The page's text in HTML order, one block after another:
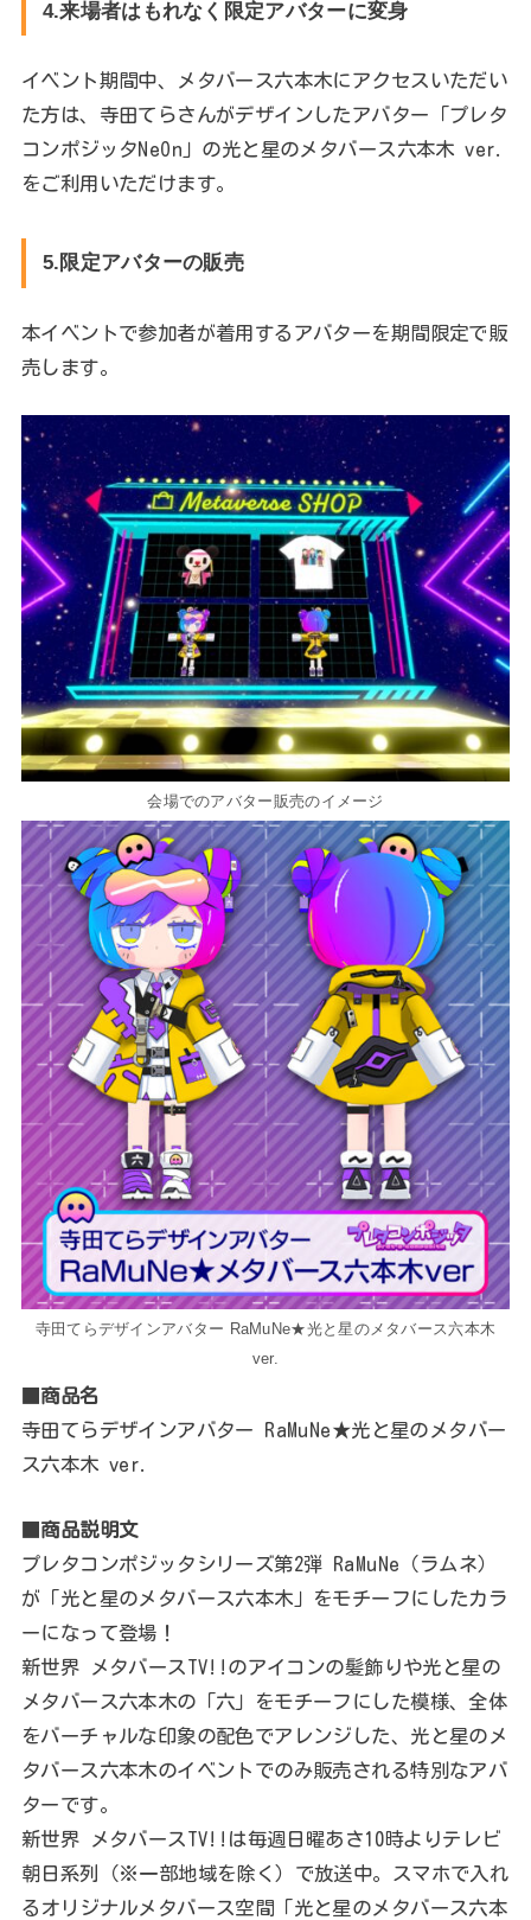
4.来場者はもれなく限定アバターに変身
イベント期間中、メタバース六本木にアクセスいただい
た方は、寺田てらさんがデザインしたアバター「プレタ
コンポジッタNeOn」の光と星のメタバース六本木 ver.
をご利用いただけます。
5.限定アバターの販売
本イベントで参加者が着用するアバターを期間限定で販
売します。
会場でのアバター販売のイメージ
寺田てらデザインアバター RaMuNe★光と星のメタバース六本木
ver.
商品名
寺田てらデザインアバター RaMuNe★光と星のメタバー
ス六本木 ver.
商品説明文
プレタコンポジッタシリーズ第2弾 RaMuNe（ラムネ）
が「光と星のメタバース六本木」をモチーフにしたカラ
ーになって登場！
新世界 メタバースTV!!のアイコンの髪飾りや光と星の
メタバース六本木の「六」をモチーフにした模様、全体
をバーチャルな印象の配色でアレンジした、光と星のメ
タバース六本木のイベントでのみ販売される特別なアバ
ターです。
新世界 メタバースTV!!は毎週日曜あさ10時よりテレビ
朝日系列（※一部地域を除く）で放送中。スマホで入れ
るオリジナルメタバース空間「光と星のメタバース六本